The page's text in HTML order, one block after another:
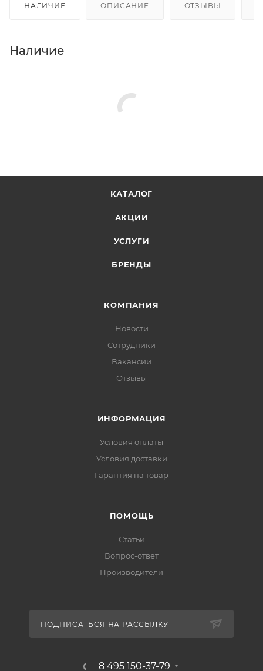
НАЛИЧИЕ ОПИСАНИЕ ОТЗЫВЫ
Наличие
КАТАЛОГ
АКЦИИ
УСЛУГИ
БРЕНДЫ
КОМПАНИЯ
Новости
Сотрудники
Вакансии
Отзывы
ИНФОРМАЦИЯ
Условия оплаты
Условия доставки
Гарантия на товар
ПОМОЩЬ
Статьи
Вопрос-ответ
Производители
ПОДПИСАТЬСЯ НА РАССЫЛКУ
8 495 150-37-79